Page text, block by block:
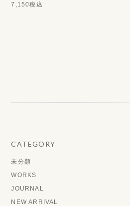
7,150税込
CATEGORY
未分類
WORKS
JOURNAL
NEW ARRIVAL